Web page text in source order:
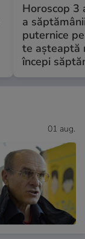
Horoscop 3
a
puternice
te așteaptă
începi
01 aug.